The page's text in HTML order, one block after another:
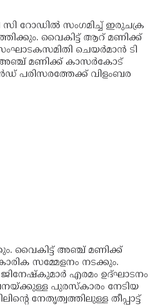
റോഡിൽ സംഗമിച്ച് ഇരുചക്ര
വൈകിട്ട് ആറ് മണിക്ക്
ചെയർമാൻ ടി
അഞ്ച് മണിക്ക് കാസർകോട്
പരിസരത്തേക്ക് വിളംബര
വൈകിട്ട് അഞ്ച് മണിക്ക്
സമ്മേളനം നടക്കും.
എരമം ഉദ്ഘാടനം
പുരസ്‌കാരം നേടിയ
നേതൃത്വത്തിലുള്ള തീപ്പാട്ട്